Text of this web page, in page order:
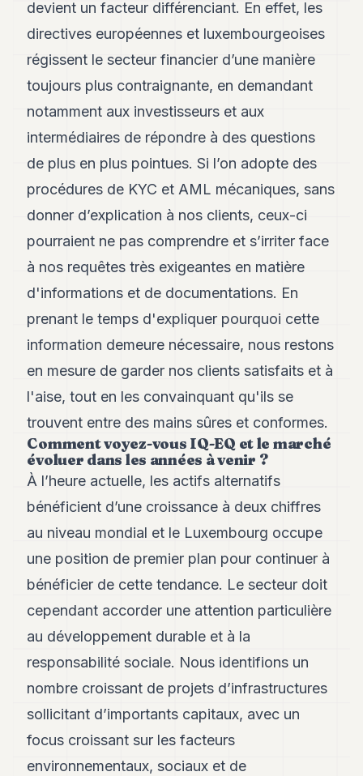
devient un facteur différenciant. En effet, les
directives européennes et luxembourgeoises
régissent le secteur financier d’une manière
toujours plus contraignante, en demandant
notamment aux investisseurs et aux
intermédiaires de répondre à des questions
de plus en plus pointues. Si l’on adopte des
procédures de KYC et AML mécaniques, sans
donner d’explication à nos clients, ceux-ci
pourraient ne pas comprendre et s’irriter face
à nos requêtes très exigeantes en matière
d'informations et de documentations. En
prenant le temps d'expliquer pourquoi cette
information demeure nécessaire, nous restons
en mesure de garder nos clients satisfaits et à
l'aise, tout en les convainquant qu'ils se
trouvent entre des mains sûres et conformes.
Comment voyez-vous IQ-EQ et le marché
évoluer dans les années à venir ?
À l’heure actuelle, les actifs alternatifs
bénéficient d’une croissance à deux chiffres
au niveau mondial et le Luxembourg occupe
une position de premier plan pour continuer à
bénéficier de cette tendance. Le secteur doit
cependant accorder une attention particulière
au développement durable et à la
responsabilité sociale. Nous identifions un
nombre croissant de projets d’infrastructures
sollicitant d’importants capitaux, avec un
focus croissant sur les facteurs
environnementaux, sociaux et de